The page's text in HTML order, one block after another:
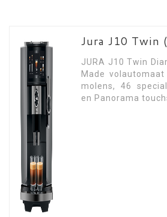
Jura J10 Twin
JURA J10 Twin
Made
molens, 46
en Panorama